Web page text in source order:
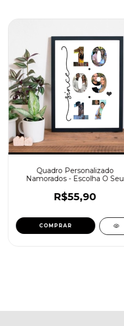
Quadro Personalizado
Namorados - Escolha O Seu
R$55,90
COMPRAR